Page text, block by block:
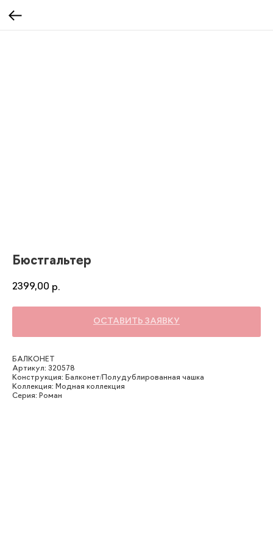
Бюстгальтер
2399,00 р.
ОСТАВИТЬ ЗАЯВКУ
БАЛКОНЕТ
Артикул: 320578
Конструкция: Балконет/Полудублированная чашка
Коллекция: Модная коллекция
Серия: Роман